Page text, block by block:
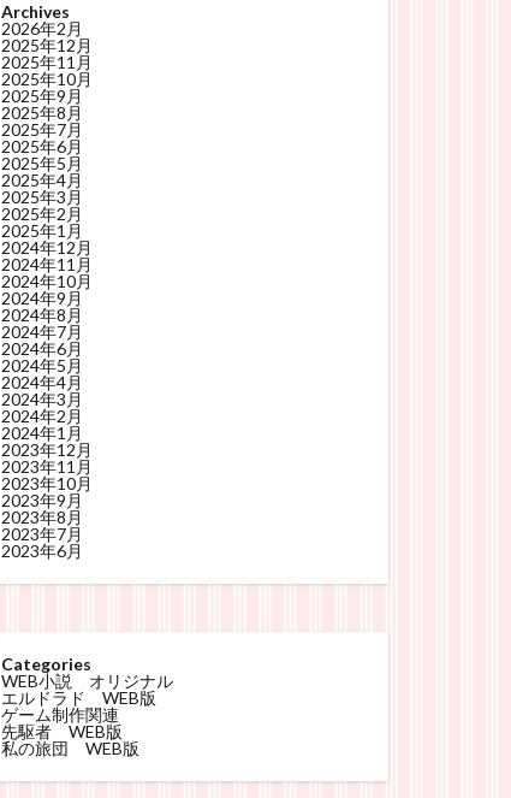
Archives
2026年2月
2025年12月
2025年11月
2025年10月
2025年9月
2025年8月
2025年7月
2025年6月
2025年5月
2025年4月
2025年3月
2025年2月
2025年1月
2024年12月
2024年11月
2024年10月
2024年9月
2024年8月
2024年7月
2024年6月
2024年5月
2024年4月
2024年3月
2024年2月
2024年1月
2023年12月
2023年11月
2023年10月
2023年9月
2023年8月
2023年7月
2023年6月
Categories
WEB小説 オリジナル
エルドラド WEB版
ゲーム制作関連
先駆者 WEB版
私の旅団 WEB版